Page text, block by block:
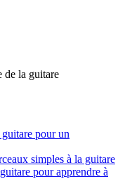
de la guitare
pour un
simples à la guitare
pour apprendre à